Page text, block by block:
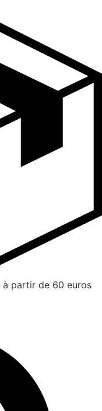
à partir de 60 euros